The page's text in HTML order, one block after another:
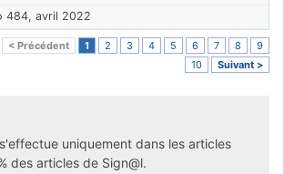
484, avril 2022
< Précédent 1 2 3 4 5 6 7 8
9
10
Suivant >
uniquement dans les articles
des articles de Sign@l.